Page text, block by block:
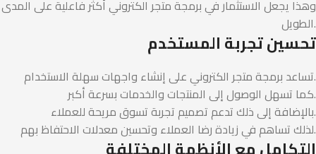
وهذا يجعل الاستثمار في برمجة متجر الكتروني أكثر فاعلية على المدى
الطويل.
تحسين تجربة المستخدم
تساعد برمجة متجر الكتروني على إنشاء واجهات سهلة الاستخدام.
كما تسهل الوصول إلى المنتجات والخدمات بسرعة أكبر.
بالإضافة إلى ذلك تدعم تصميم تجربة تسوق مريحة للعملاء.
لذلك تساهم في زيادة رضا العملاء وتحسين معدلات الاحتفاظ بهم.